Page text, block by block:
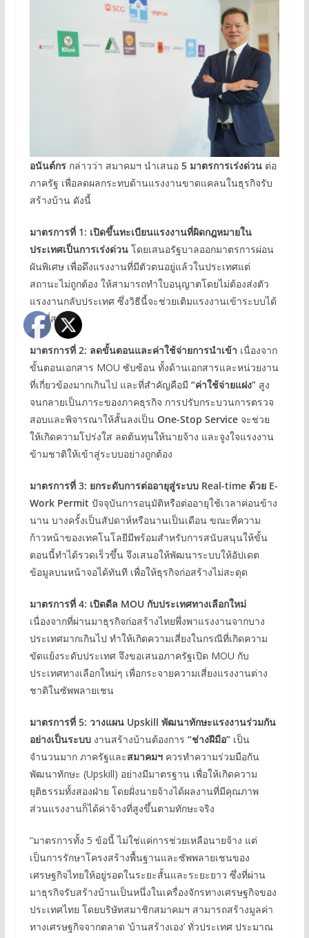
อนันต์กรกล่าวว่า สมาคมฯ นำเสนอ 5 มาตรการเร่งด่วนต่อ
ภาครัฐ เพื่อลดผลกระทบด้านแรงงานขาดแคลนในธุรกิจรับ
สร้างบ้าน ดังนี้
มาตรการที่ 1: เปิดขึ้นทะเบียนแรงงานที่ผิดกฎหมายใน
ประเทศเป็นการเร่งด่วนโดยเสนอรัฐบาลออกมาตรการผ่อน
ผันพิเศษ เพื่อดึงแรงงานที่มีตัวตนอยู่แล้วในประเทศแต่
สถานะไม่ถูกต้อง ให้สามารถทำใบอนุญาตโดยไม่ต้องส่งตัว
แรงงานกลับประเทศ ซึ่งวิธีนี้จะช่วยเติมแรงงานเข้าระบบได้
เร็วที่สุด
มาตรการที่ 2: ลดขั้นตอนและค่าใช้จ่ายการนำเข้า เนื่องจาก
ขั้นตอนเอกสาร MOU ซับซ้อน ทั้งด้านเอกสารและหน่วยงาน
ที่เกี่ยวข้องมากเกินไป และที่สำคัญคือมี “ค่าใช้จ่ายแฝง”สูง
จนกลายเป็นภาระของภาคธุรกิจ การปรับกระบวนการตรวจ
สอบและพิจารณาให้สั้นลงเป็น One-Stop Serviceจะช่วย
ให้เกิดความโปร่งใส ลดต้นทุนให้นายจ้าง และจูงใจแรงงาน
ข้ามชาติให้เข้าสู่ระบบอย่างถูกต้อง
มาตรการที่ 3: ยกระดับการต่ออายุสู่ระบบ Real-time ด้วย E-
Work Permit ปัจจุบันการอนุมัติหรือต่ออายุใช้เวลาค่อนข้าง
นาน บางครั้งเป็นสัปดาห์หรือนานเป็นเดือน ขณะที่ความ
ก้าวหน้าของเทคโนโลยีมีพร้อมสำหรับการสนับสนุนให้ขั้น
ตอนนี้ทำได้รวดเร็วขึ้น จึงเสนอให้พัฒนาระบบให้อัปเดต
ข้อมูลบนหน้าจอได้ทันที เพื่อให้ธุรกิจก่อสร้างไม่สะดุด
มาตรการที่ 4: เปิดดีล MOU กับประเทศทางเลือกใหม่
เนื่องจากที่ผ่านมาธุรกิจก่อสร้างไทยพึ่งพาแรงงานจากบาง
ประเทศมากเกินไป ทำให้เกิดความเสี่ยงในกรณีที่เกิดความ
ขัดแย้งระดับประเทศ จึงขอเสนอภาครัฐเปิด MOU กับ
ประเทศทางเลือกใหม่ๆ เพื่อกระจายความเสี่ยงแรงงานต่าง
ชาติในซัพพลายเชน
มาตรการที่ 5: วางแผน Upskill พัฒนาทักษะแรงงานร่วมกัน
อย่างเป็นระบบงานสร้างบ้านต้องการ “ช่างฝีมือ”เป็น
จำนวนมาก ภาครัฐและสมาคมฯควรทำความร่วมมือกัน
พัฒนาทักษะ (Upskill) อย่างมีมาตรฐาน เพื่อให้เกิดความ
ยุติธรรมทั้งสองฝ่าย โดยฝั่งนายจ้างได้ผลงานที่มีคุณภาพ
ส่วนแรงงานก็ได้ค่าจ้างที่สูงขึ้นตามทักษะจริง
“มาตรการทั้ง 5 ข้อนี้ ไม่ใช่แค่การช่วยเหลือนายจ้าง แต่
เป็นการรักษาโครงสร้างพื้นฐานและซัพพลายเชนของ
เศรษฐกิจไทยให้อยู่รอดในระยะสั้นและระยะยาว ซึ่งที่ผ่าน
มาธุรกิจรับสร้างบ้านเป็นหนึ่งในเครื่องจักรทางเศรษฐกิจของ
ประเทศไทย โดยบริษัทสมาชิกสมาคมฯ สามารถสร้างมูลค่า
ทางเศรษฐกิจจากตลาด ‘บ้านสร้างเอง’ ทั่วประเทศ ประมาณ